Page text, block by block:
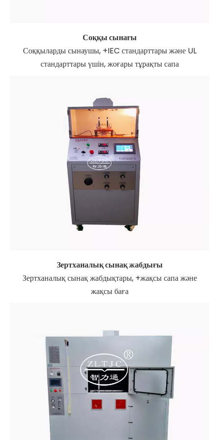
Соққы сынағы
Соққыларды сынаушы, +IEC стандарттары және UL
стандарттары үшін, жоғары тұрақты сапа
Зертханалық сынақ жабдығы
Зертханалық сынақ жабдықтары, +жақсы сапа және
жақсы баға